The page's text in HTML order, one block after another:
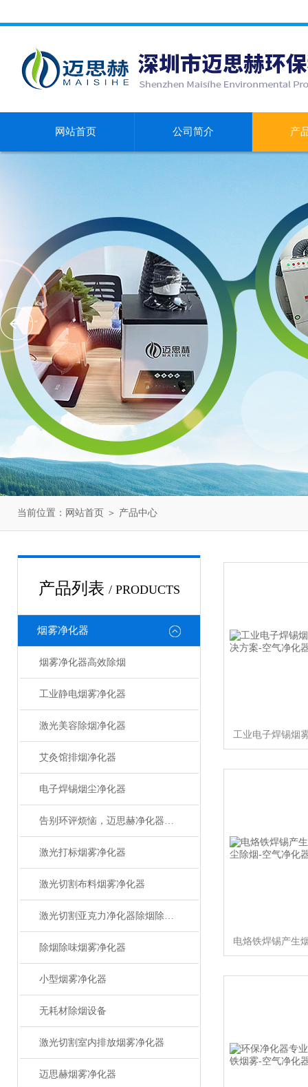
网站首页 公司简介 产
当前位置： 网站首页 ＞ 产品中心
产品列表 / PRODUCTS
烟雾净化器
烟雾净化器高效除烟
工业静电烟雾净化器
激光美容除烟净化器
艾灸馆排烟净化器
电子焊锡烟尘净化器
告别环评烦恼，迈思赫净化器助您轻松达标
激光打标烟雾净化器
激光切割布料烟雾净化器
激光切割亚克力净化器除烟除味设备
除烟除味烟雾净化器
小型烟雾净化器
无耗材除烟设备
激光切割室内排放烟雾净化器
迈思赫烟雾净化器